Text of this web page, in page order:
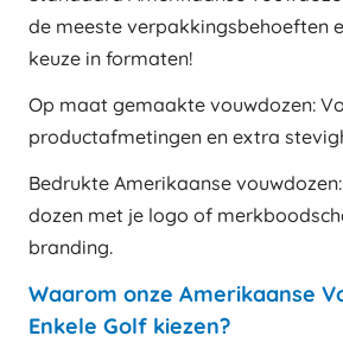
de meeste verpakkingsbehoeften
keuze in formaten!
Op maat gemaakte vouwdozen:
productafmetingen en extra
Bedrukte Amerikaanse
dozen met je logo of
branding.
Waarom onze Amerikaanse
Enkele Golf kiezen?